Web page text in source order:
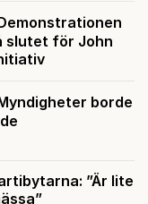
slutet för John
borde
”Är lite